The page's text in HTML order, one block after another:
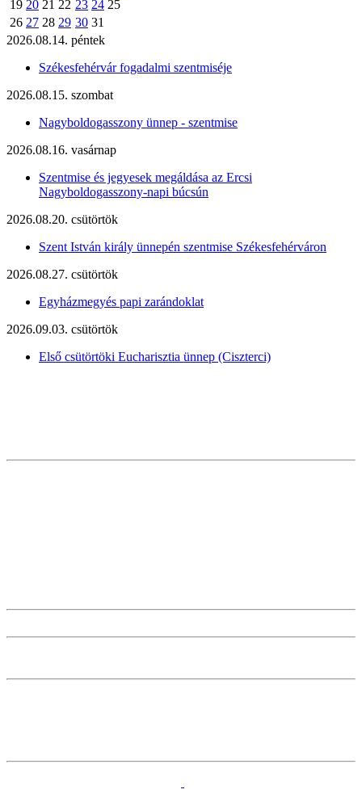
19 20 21 22 23 24 25
26 27 28 29 30 31
2026.08.14. péntek
Székesfehérvár fogadalmi szentmiséje
2026.08.15. szombat
Nagyboldogasszony ünnep - szentmise
2026.08.16. vasárnap
Szentmise és jegyesek megáldása az Ercsi
Nagyboldogasszony-napi búcsún
2026.08.20. csütörtök
Szent István király ünnepén szentmise Székesfehérváron
2026.08.27. csütörtök
Egyházmegyés papi zarándoklat
2026.09.03. csütörtök
Első csütörtöki Eucharisztia ünnep (Ciszterci)